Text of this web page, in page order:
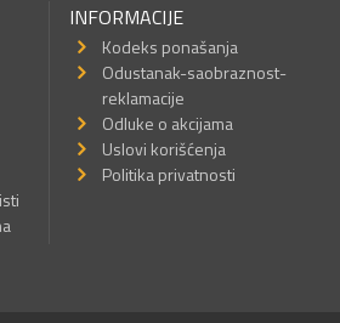
INFORMACIJE
Kodeks ponašanja
Odustanak-saobraznost-
reklamacije
Odluke o akcijama
Uslovi korišćenja
Politika privatnosti